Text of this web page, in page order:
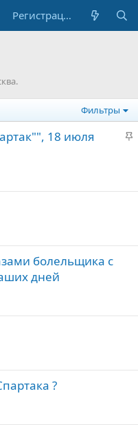
Регистрация
Фильтры
З
е
н
18 июля
болельщика с
дней
?